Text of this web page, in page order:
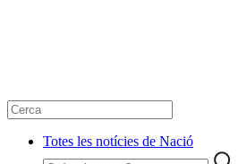
Totes les notícies de Nació